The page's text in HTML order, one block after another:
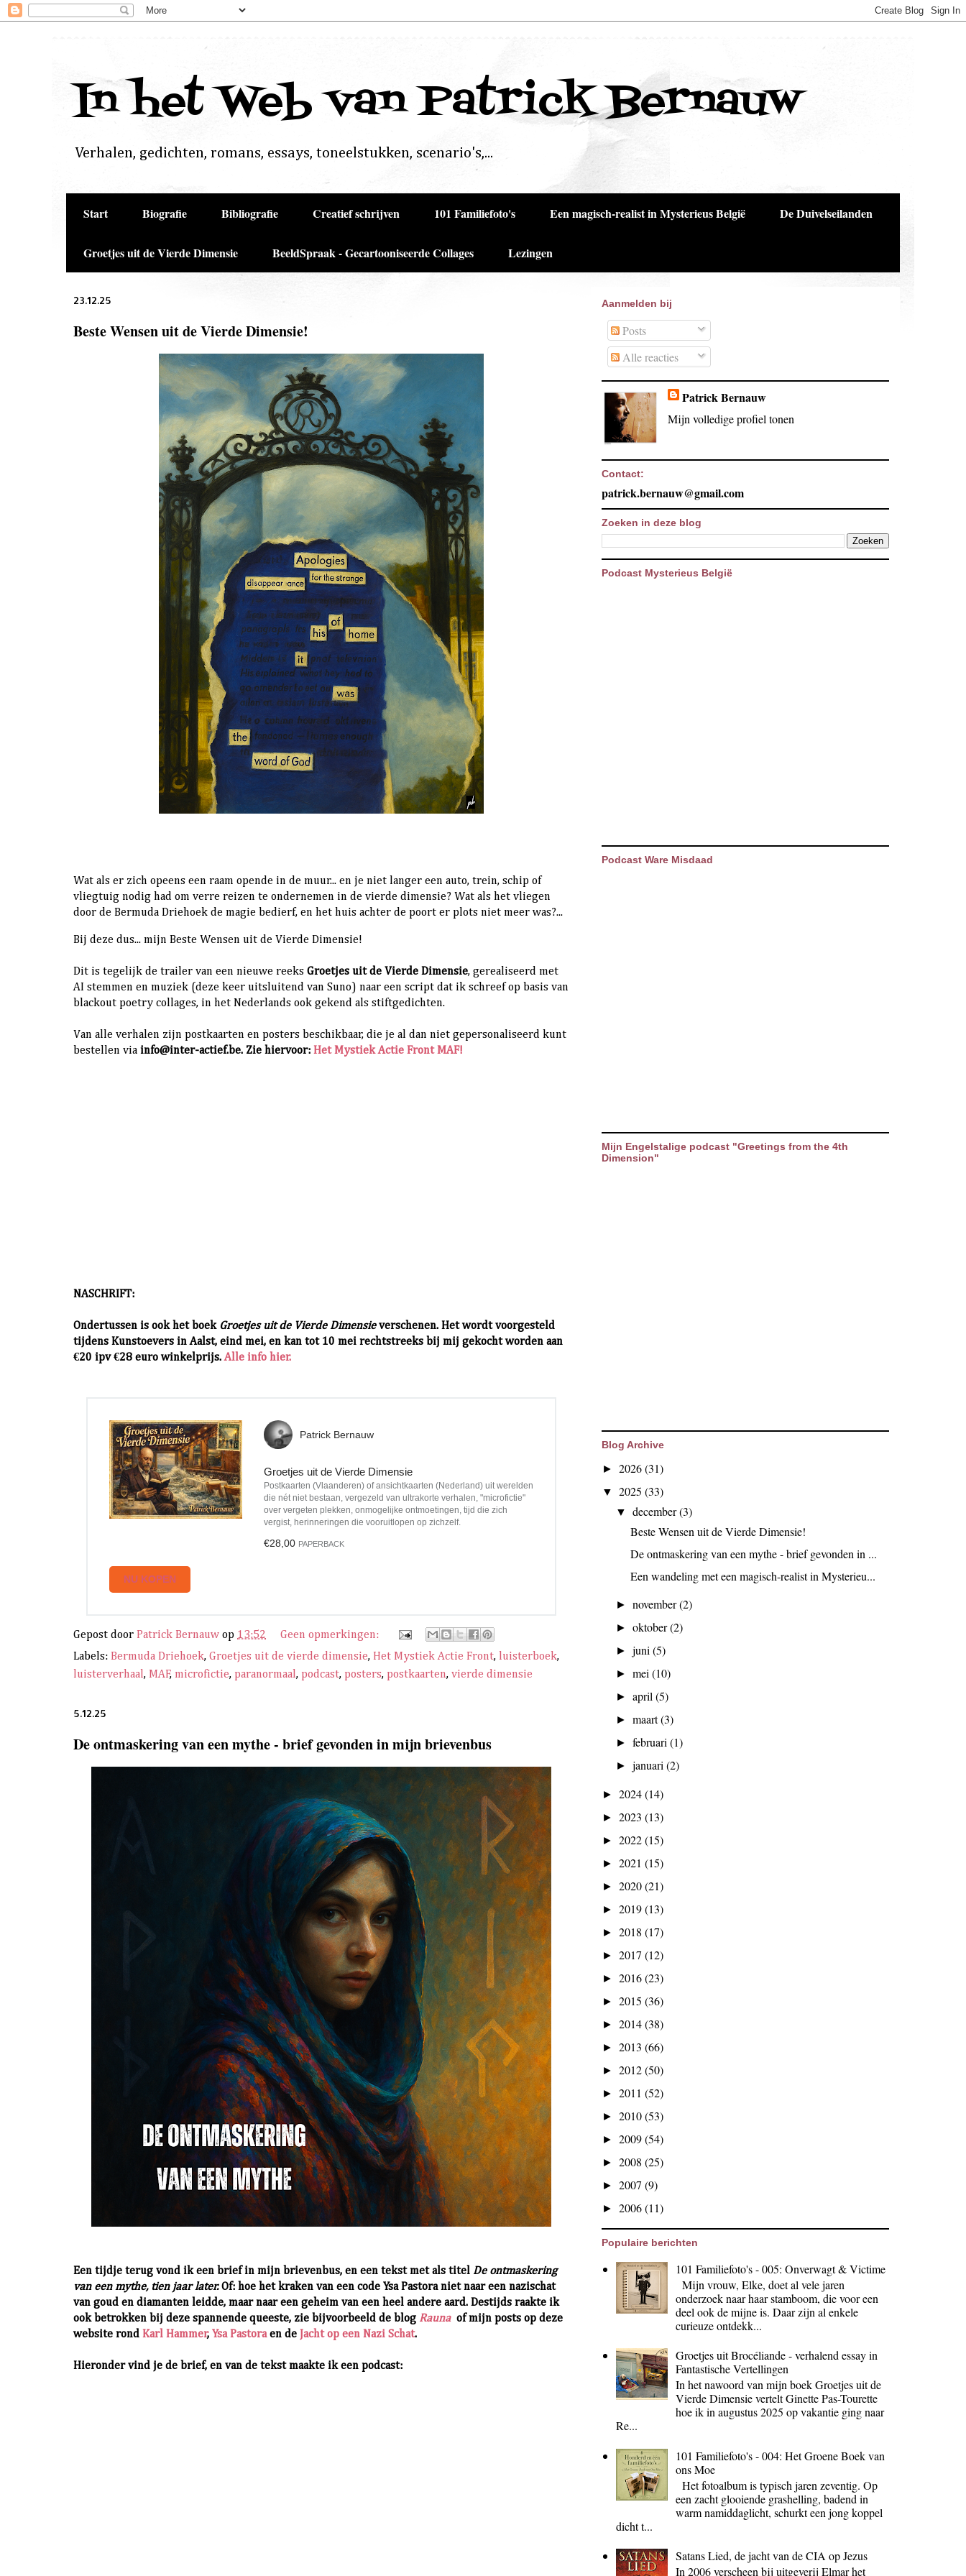
In het Web van Patrick Bernauw
Verhalen, gedichten, romans, essays, toneelstukken, scenario's,...
Start Biografie Bibliografie Creatief schrijven 101 Familiefoto's Een magisch-realist in Mysterieus België De Duivelseilanden
Groetjes uit de Vierde Dimensie BeeldSpraak - Gecartooniseerde Collages Lezingen
23.12.25
Beste Wensen uit de Vierde Dimensie!
Wat als er zich opeens een raam opende in de muur... en je niet langer een auto, trein, schip of
vliegtuig nodig had om verre reizen te ondernemen in de vierde dimensie? Wat als het vliegen
door de Bermuda Driehoek de magie bedierf, en het huis achter de poort er plots niet meer was?...
Bij deze dus... mijn Beste Wensen uit de Vierde Dimensie!
Dit is tegelijk de trailer van een nieuwe reeks Groetjes uit de Vierde Dimensie, gerealiseerd met
AI stemmen en muziek (deze keer uitsluitend van Suno) naar een script dat ik schreef op basis van
blackout poetry collages, in het Nederlands ook gekend als stiftgedichten.
Van alle verhalen zijn postkaarten en posters beschikbaar, die je al dan niet gepersonaliseerd kunt
bestellen via info@inter-actief.be. Zie hiervoor: Het Mystiek Actie Front MAF!
NASCHRIFT:
Ondertussen is ook het boek Groetjes uit de Vierde Dimensieverschenen. Het wordt voorgesteld
tijdens Kunstoevers in Aalst, eind mei, en kan tot 10 mei rechtstreeks bij mij gekocht worden aan
€20 ipv €28 euro winkelprijs.Alle info hier.
Patrick Bernauw
Groetjes uit de Vierde Dimensie
Postkaarten (Vlaanderen) of ansichtkaarten (Nederland) uit werelden
die nét niet bestaan, vergezeld van ultrakorte verhalen, "microfictie"
over vergeten plekken, onmogelijke ontmoetingen, tijd die zich
vergist, herinneringen die vooruitlopen op zichzelf.
€28,00 PAPERBACK
NU KOPEN
Gepost door Patrick Bernauw op 13:52
Geen opmerkingen:
Labels: Bermuda Driehoek, Groetjes uit de vierde dimensie, Het Mystiek Actie Front, luisterboek,
luisterverhaal, MAF, microfictie, paranormaal, podcast, posters, postkaarten, vierde dimensie
5.12.25
De ontmaskering van een mythe - brief gevonden in mijn brievenbus
Een tijdje terug vond ik een brief in mijn brievenbus, en een tekst met als titel De ontmaskering
van een mythe, tien jaar later.Of: hoe het kraken van een code Ysa Pastora niet naar een nazischat
van goud en diamanten leidde, maar naar een geheim van een heel andere aard. Destijds raakte ik
ook betrokken bij deze spannende queeste, zie bijvoorbeeld de blog Rauna of mijn posts op deze
website rond Karl Hammer, Ysa Pastoraen de Jacht op een Nazi Schat.
Hieronder vind je de brief, en van de tekst maakte ik een podcast:
Aanmelden bij
Posts
Alle reacties
Patrick Bernauw
Mijn volledige profiel tonen
Contact:
patrick.bernauw@gmail.com
Zoeken in deze blog
Podcast Mysterieus België
Podcast Ware Misdaad
Mijn Engelstalige podcast "Greetings from the 4th
Dimension"
Blog Archive
► 2026(31)
▼ 2025 (33)
▼december(3)
Beste Wensen uit de Vierde Dimensie!
De ontmaskering van een mythe - brief gevonden in ...
Een wandeling met een magisch-realist in Mysterieu...
►november(2)
►oktober(2)
►juni(5)
►mei(10)
►april(5)
►maart(3)
►februari(1)
►januari(2)
► 2024(14)
► 2023 (13)
► 2022(15)
► 2021 (15)
► 2020(21)
► 2019(13)
► 2018 (17)
► 2017 (12)
► 2016(23)
► 2015 (36)
► 2014(38)
► 2013 (66)
► 2012(50)
► 2011 (52)
► 2010(53)
► 2009(54)
► 2008 (25)
► 2007 (9)
► 2006(11)
Populaire berichten
101 Familiefoto's - 005: Onverwagt & Victime
Mijn vrouw, Elke, doet al vele jaren
onderzoek naar haar stamboom, die voor een
deel ook de mijne is. Daar zijn al enkele
curieuze ontdekk...
Groetjes uit Brocéliande - verhalend essay in
Fantastische Vertellingen
In het nawoord van mijn boek Groetjes uit de
Vierde Dimensie vertelt Ginette Pas-Tourette
hoe ik in augustus 2025 op vakantie ging naar
Re...
101 Familiefoto's - 004: Het Groene Boek van
ons Moe
Het fotoalbum is typisch jaren zeventig. Op
een zacht glooiende grashelling, badend in
warm namiddaglicht, schurkt een jong koppel
dicht t...
Satans Lied, de jacht van de CIA op Jezus
In 2006 verscheen bij uitgeverij Elmar het